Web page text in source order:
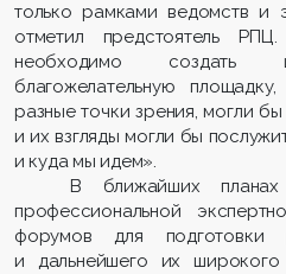
только рамками ведомств и
отметил предстоятель
необходимо создать
благожелательную
разные точки зрения, могли
и их взгляды могли бы
и куда мы идем».
В ближайших
профессиональной
форумов для подготовки
и дальнейшего их